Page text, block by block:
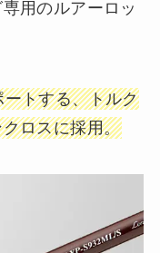
用のルアーロッ
トする、トルク
ロスに採用。